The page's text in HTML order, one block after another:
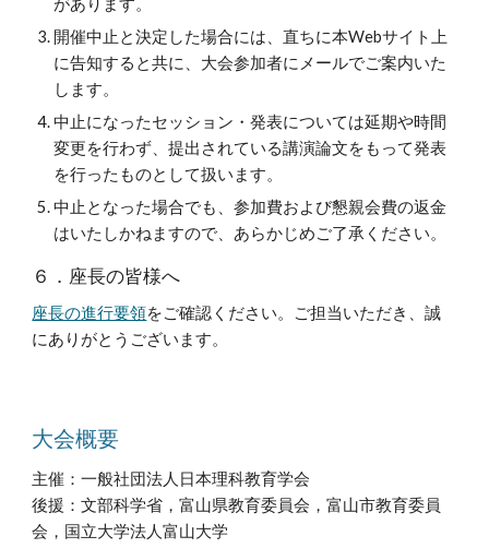
があります。
開催中止と決定した場合には、直ちに本Webサイト上
に告知すると共に、大会参加者にメールでご案内いた
します。
中止になったセッション・発表については延期や時間
変更を行わず、提出されている講演論文をもって発表
を行ったものとして扱います。
中止となった場合でも、参加費および懇親会費の返金
はいたしかねますので、あらかじめご了承ください。
６．座長の皆様へ
座長の進行要領をご確認ください。ご担当いただき、誠
にありがとうございます。
大会概要
主催：一般社団法人日本理科教育学会
後援：文部科学省 ，富山県教育委員会，富山市教育委員
会，国立大学法人富山大学